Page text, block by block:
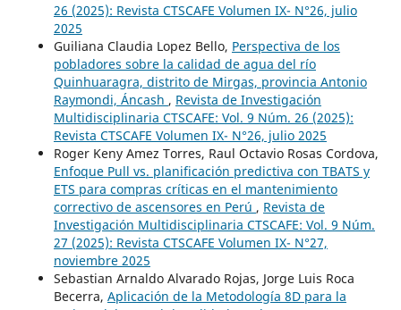
26 (2025): Revista CTSCAFE Volumen IX- N°26, julio
2025
Guiliana Claudia Lopez Bello, Perspectiva de los
pobladores sobre la calidad de agua del río
Quinhuaragra, distrito de Mirgas, provincia Antonio
Raymondi, Áncash , Revista de Investigación
Multidisciplinaria CTSCAFE: Vol. 9 Núm. 26 (2025):
Revista CTSCAFE Volumen IX- N°26, julio 2025
Roger Keny Amez Torres, Raul Octavio Rosas Cordova,
Enfoque Pull vs. planificación predictiva con TBATS y
ETS para compras críticas en el mantenimiento
correctivo de ascensores en Perú , Revista de
Investigación Multidisciplinaria CTSCAFE: Vol. 9 Núm.
27 (2025): Revista CTSCAFE Volumen IX- N°27,
noviembre 2025
Sebastian Arnaldo Alvarado Rojas, Jorge Luis Roca
Becerra, Aplicación de la Metodología 8D para la